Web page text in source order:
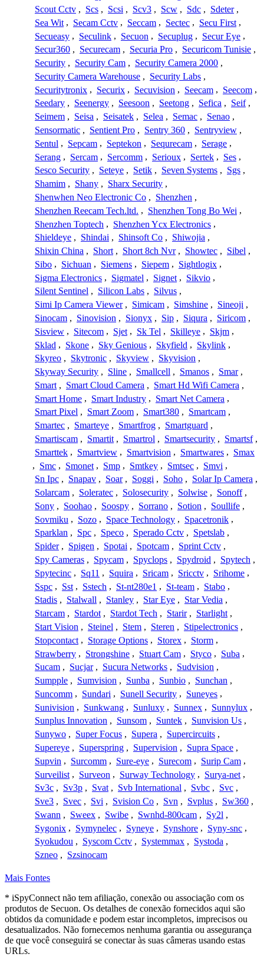
Scout Cctv , Scs , Scsi , Scv3 , Scw , Sdc , Sdeter ,
Sea Wit , Secam Cctv , Seccam , Sectec , Secu First ,
Secueasy , Seculink , Secuon , Secuplug , Secur Eye ,
Secur360 , Securecam , Securia Pro , Securicom Tunisie ,
Security , Security Cam , Security Camera 2000 ,
Security Camera Warehouse , Security Labs ,
Securitytronix , Securix , Secuvision , Seecam , Seecom ,
Seedary , Seenergy , Seesoon , Seetong , Sefica , Seif ,
Seimem , Seisa , Seisatek , Selea , Semac , Senao ,
Sensormatic , Sentient Pro , Sentry 360 , Sentryview ,
Sentul , Sepcam , Septekon , Sequrecam , Serage ,
Serang , Sercam , Sercomm , Serioux , Sertek , Ses ,
Sesco Security , Seteye , Setik , Seven Systems , Sgs ,
Shamim , Shany , Sharx Security ,
Shenwhen Neo Electronic Co , Shenzhen ,
Shenzhen Reecam Tech.ltd. , Shenzhen Tong Bo Wei ,
Shenzhen Toptech , Shenzhen Ycx Electronics ,
Shieldeye , Shindai , Shinsoft Co , Shiwojia ,
Shixin China , Short , Short 8ch Nvr , Showtec , Sibel ,
Sibo , Sichuan , Siemens , Siepem , Sightlogix ,
Sigma Electronics , Sigmatel , Signet , Sikvio ,
Silent Sentinel , Silicon Labs , Silvus ,
Simi Ip Camera Viewer , Simicam , Simshine , Sineoji ,
Sinocam , Sinovision , Sionyx , Sip , Siqura , Siricom ,
Sisview , Sitecom , Sjet , Sk Tel , Skilleye , Skjm ,
Sklad , Skone , Sky Genious , Skyfield , Skylink ,
Skyreo , Skytronic , Skyview , Skyvision ,
Skyway Security , Sline , Smallcell , Smanos , Smar ,
Smart , Smart Cloud Camera , Smart Hd Wifi Camera ,
Smart Home , Smart Industry , Smart Net Camera ,
Smart Pixel , Smart Zoom , Smart380 , Smartcam ,
Smartec , Smarteye , Smartfrog , Smartguard ,
Smartiscam , Smartit , Smartrol , Smartsecurity , Smartsf ,
Smarttek , Smartview , Smartvision , Smartwares , Smax
, Smc , Smonet , Smp , Smtkey , Smtsec , Smvi ,
Sn Ipc , Snapav , Soar , Soggi , Soho , Solar Ip Camera ,
Solarcam , Soleratec , Solosecurity , Solwise , Sonoff ,
Sony , Soohao , Soospy , Sorrano , Sotion , Soullife ,
Sovmiku , Sozo , Space Technology , Spacetronik ,
Sparklan , Spc , Speco , Sperado Cctv , Spetslab ,
Spider , Spigen , Spotai , Spotcam , Sprint Cctv ,
Spy Cameras , Spycam , Spyclops , Spydroid , Spytech ,
Spytecinc , Sq11 , Squira , Sricam , Sricctv , Srihome ,
Sspc , Sst , Sstech , St-nt280e1 , St-team , Stabo ,
Stadis , Stalwall , Stanley , Star Eye , Star Vedia ,
Starcam , Stardot , Stardot Tech , Starir , Starlight ,
Start Vision , Steinel , Stem , Steren , Stipelectronics ,
Stopcontact , Storage Options , Storex , Storm ,
Strawberry , Strongshine , Stuart Cam , Styco , Suba ,
Sucam , Sucjar , Sucura Networks , Sudvision ,
Sumpple , Sumvision , Sunba , Sunbio , Sunchan ,
Suncomm , Sundari , Sunell Security , Suneyes ,
Sunivision , Sunkwang , Sunluxy , Sunnex , Sunnylux ,
Sunplus Innovation , Sunsom , Suntek , Sunvision Us ,
Sunywo , Super Focus , Supera , Supercircuits ,
Supereye , Superspring , Supervision , Supra Space ,
Supvin , Surcomm , Sure-eye , Surecom , Surip Cam ,
Surveilist , Surveon , Surway Technology , Surya-net ,
Sv3c , Sv3p , Svat , Svb International , Svbc , Svc ,
Sve3 , Svec , Svi , Svision Co , Svn , Svplus , Sw360 ,
Swann , Sweex , Swibe , Swnhd-800cam , Sy2l ,
Sygonix , Symynelec , Syneye , Synshore , Syny-snc ,
Syokudou , Syscom Cctv , Systemmax , Systoda ,
Szneo , Szsinocam
Mais Fontes
* iSpyConnect não tem afiliação, conexão ou associação com os
produtos de Secuon. Os detalhes de conexão fornecidos aqui são
obtidos da comunidade e podem estar incompletos, imprecisos ou
desatualizados. Não fornecemos nenhuma garantia ou assegurança
de que você conseguirá se conectar às suas câmeras usando estas
URLs.